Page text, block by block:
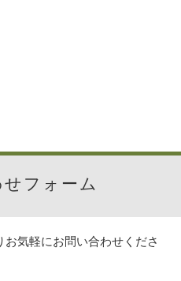
フォーム
気軽にお問い合わせくださ